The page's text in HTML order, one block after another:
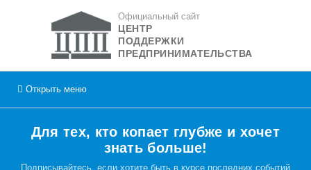
Официальный сайт
ЦЕНТР
ПОДДЕРЖКИ
ПРЕДПРИНИМАТЕЛЬСТВА
Открыть меню
Для тех, кто копает глубже и хочет
знать больше!
Подписывайтесь, если хотите быть в курсе последних событий